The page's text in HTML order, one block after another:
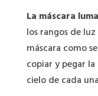
La máscara
los rangos de
máscara como
copiar y pegar la
cielo de cada